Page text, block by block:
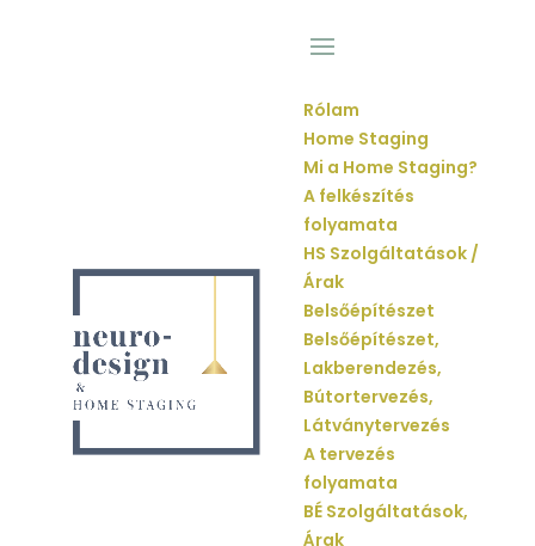
Rólam
Home Staging
Mi a Home Staging?
A felkészítés
folyamata
HS Szolgáltatások /
Árak
Belsőépítészet
Belsőépítészet,
Lakberendezés,
Bútortervezés,
Látványtervezés
A tervezés
folyamata
BÉ Szolgáltatások,
Árak